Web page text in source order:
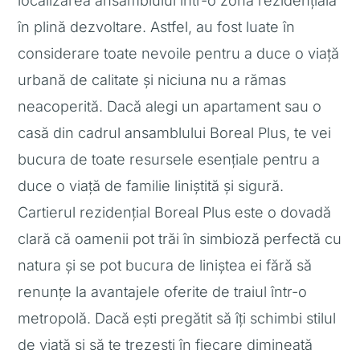
în plină dezvoltare. Astfel, au fost luate în
considerare toate nevoile pentru a duce o viață
urbană de calitate și niciuna nu a rămas
neacoperită. Dacă alegi un apartament sau o
casă din cadrul ansamblului Boreal Plus, te vei
bucura de toate resursele esențiale pentru a
duce o viață de familie liniștită și sigură.
Cartierul rezidențial Boreal Plus este o dovadă
clară că oamenii pot trăi în simbioză perfectă cu
natura și se pot bucura de liniștea ei fără să
renunțe la avantajele oferite de traiul într-o
metropolă. Dacă ești pregătit să îți schimbi stilul
de viață și să te trezești în fiecare dimineață